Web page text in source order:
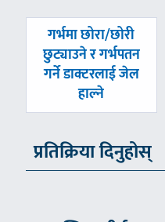
पछिल्लाे
-
गर्भमा छोरा/छोरी
छुट्याउने र गर्भपतन
गर्ने डाक्टरलाई जेल
हाल्ने
प्रतिक्रिया दिनुहोस्